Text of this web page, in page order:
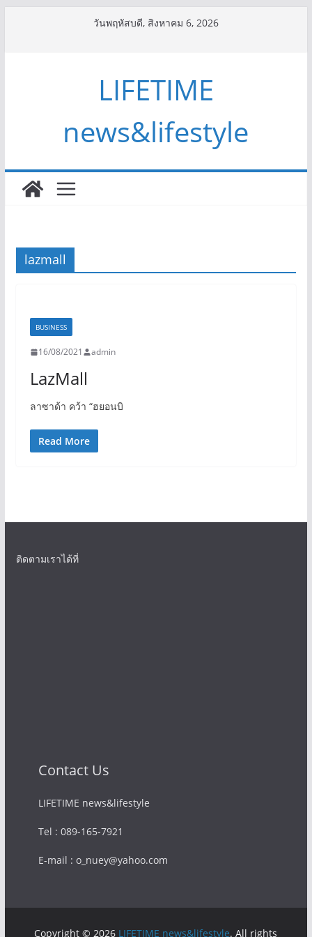
วันพฤหัสบดี, สิงหาคม 6, 2026
LIFETIME
news&lifestyle
lazmall
BUSINESS
16/08/2021 admin
LazMall
ลาซาด้า คว้า “ฮยอนบิ
Read More
ติดตามเราได้ที่
Contact Us
LIFETIME news&lifestyle
Tel : 089-165-7921
E-mail : o_nuey@yahoo.com
Copyright © 2026 LIFETIME news&lifestyle. All rights